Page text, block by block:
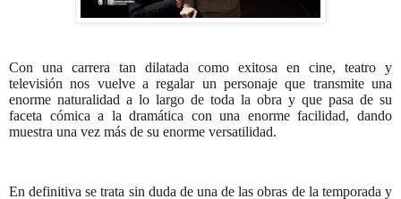
Con una carrera tan dilatada como exitosa en cine, teatro y
televisión nos vuelve a regalar un personaje que transmite una
enorme naturalidad a lo largo de toda la obra y que pasa de su
faceta cómica a la dramática con una enorme facilidad, dando
muestra una vez más de su enorme versatilidad.
En definitiva se trata sin duda de una de las obras de la temporada y